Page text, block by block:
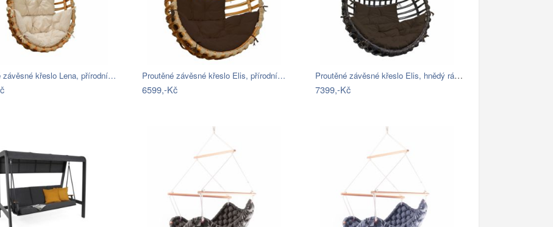
závěsné křeslo Lena, přírodní… Proutěné závěsné křeslo Elis, přírodní…
6599,-Kč
Proutěné závěsné křeslo Elis, hnědý rám…
7399,-Kč